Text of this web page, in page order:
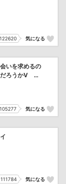
122620 気になる
いを求めるの
だろうかⅤ 豊
105277 気になる
111784 気になる